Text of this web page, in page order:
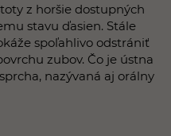
z horšie dostupných
stavu ďasien. Stále
spoľahlivo odstrániť
zubov. Čo je ústna
nazývaná aj orálny